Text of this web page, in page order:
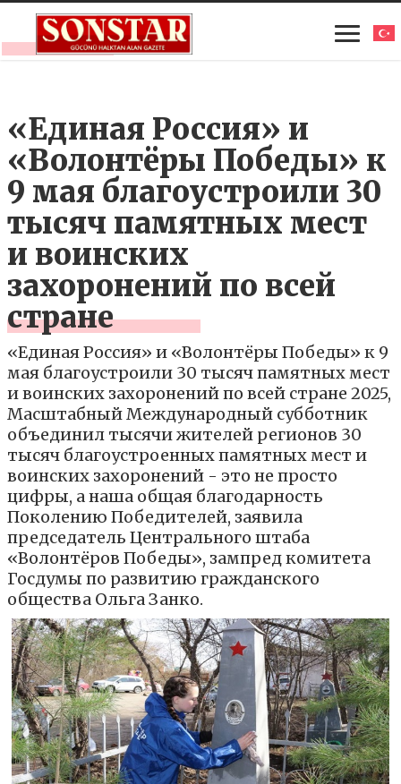
«Единая Россия» и
«Волонтёры Победы» к
9 мая благоустроили 30
тысяч памятных мест
и воинских
захоронений по всей
стране
«Единая Россия» и «Волонтёры Победы» к 9
мая благоустроили 30 тысяч памятных мест
и воинских захоронений по всей стране 2025,
Масштабный Международный субботник
объединил тысячи жителей регионов 30
тысяч благоустроенных памятных мест и
воинских захоронений - это не просто
цифры, а наша общая благодарность
Поколению Победителей, заявила
председатель Центрального штаба
«Волонтёров Победы», зампред комитета
Госдумы по развитию гражданского
общества Ольга Занко.